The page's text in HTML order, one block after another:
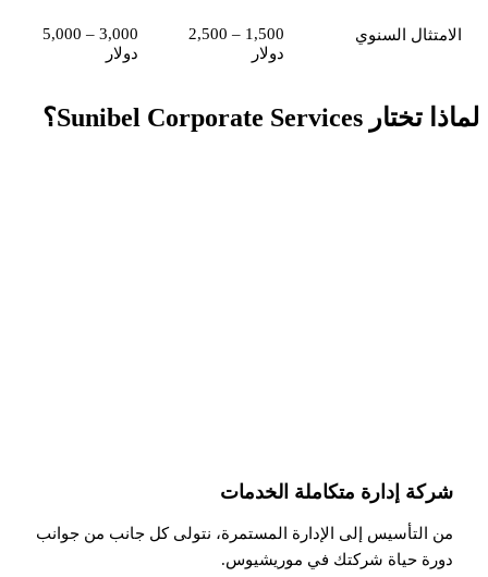
الامتثال السنوي
1,500 – 2,500
دولار
3,000 – 5,000
دولار
لماذا تختار Sunibel Corporate Services؟
شركة إدارة متكاملة الخدمات
من التأسيس إلى الإدارة المستمرة، نتولى كل جانب من جوانب
دورة حياة شركتك في موريشيوس.